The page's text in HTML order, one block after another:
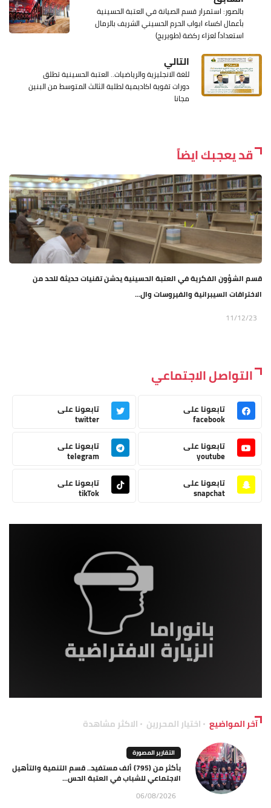
بالصور: استمرار قسم الصيانة في العتبة الحسينية
بأعمال اكساء ابواب الحرم الحسيني الشريف بالرمال
استعداداً لعزاء ركضة (طويريج)
التالي
للغة الانجليزية والرياضيات.. العتبة الحسينية تطلق
دورات تقوية اكاديمية لطلبة الثالث المتوسط من البنين
مجانا
قد يعجبك ايضاً
قسم الشؤون الفكرية في العتبة الحسينية يدشن تقنيات حديثة للحد من
الاختراقات السيبرانية والفيروسات وال...
11/12/23
التواصل الاجتماعي
تابعونا على
facebook
تابعونا على
twitter
تابعونا على
youtube
تابعونا على
telegram
تابعونا على
snapchat
تابعونا على
tikTok
آخر المواضيع اختيار المحررين الاكثر مشاهدة
التقارير المصورة
بأكثر من (795) ألف مستفيد.. قسم التنمية والتأهيل
الاجتماعي للشباب في العتبة الحس...
06/08/2026